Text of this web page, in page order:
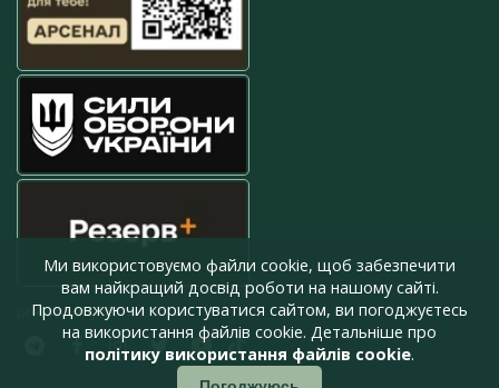
press@armyinform.com.ua
Ми використовуємо файли cookie, щоб забезпечити
вам найкращий досвід роботи на нашому сайті.
Продовжуючи користуватися сайтом, ви погоджуєтесь
на використання файлів cookie. Детальніше про
політику використання файлів cookie.